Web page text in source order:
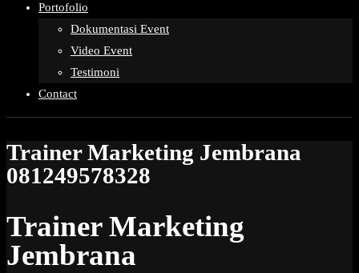
Portofolio
Dokumentasi Event
Video Event
Testimoni
Contact
Trainer Marketing Jembrana
081249578328
Trainer Marketing
Jembrana